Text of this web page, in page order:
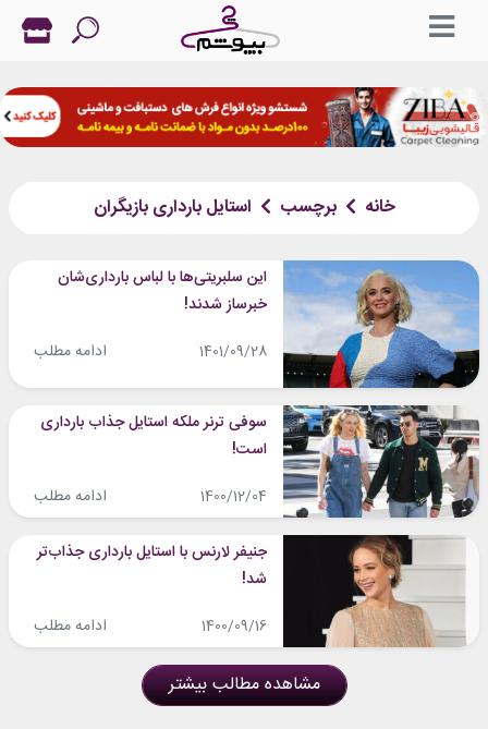
خانه برچسب استایل بارداری بازیگران
این سلبریتی‌ها با لباس بارداری‌شان
خبرساز شدند!
1401/09/28 ادامه مطلب
سوفی ترنر ملکه استایل جذاب بارداری
است!
1400/12/04 ادامه مطلب
جنیفر لارنس با استایل بارداری جذاب‌تر
شد!
1400/09/16 ادامه مطلب
مشاهده مطالب بیشتر